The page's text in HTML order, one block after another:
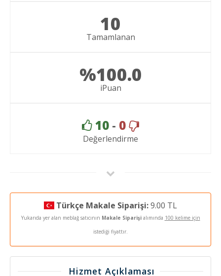
10
Tamamlanan
%100.0
iPuan
10 - 0
Değerlendirme
Türkçe Makale Siparişi:9.00 TL
Yukarıda yer alan meblağ satıcının Makale Siparişialımında 100 kelime için
istediği fiyattır.
Hizmet Açıklaması